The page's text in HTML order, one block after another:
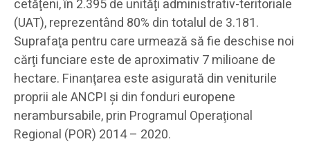
cetăţeni, în 2.395 de unităţi administrativ-teritoriale
(UAT), reprezentând 80% din totalul de 3.181.
Suprafaţa pentru care urmează să fie deschise noi
cărţi funciare este de aproximativ 7 milioane de
hectare. Finanţarea este asigurată din veniturile
proprii ale ANCPI şi din fonduri europene
nerambursabile, prin Programul Operaţional
Regional (POR) 2014 – 2020.